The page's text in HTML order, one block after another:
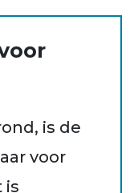
is de
voor
is